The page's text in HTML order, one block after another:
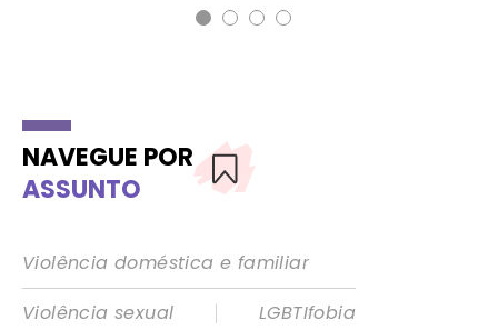
NAVEGUE POR
ASSUNTO
Violência doméstica e familiar
Violência sexual
|
LGBTIfobia